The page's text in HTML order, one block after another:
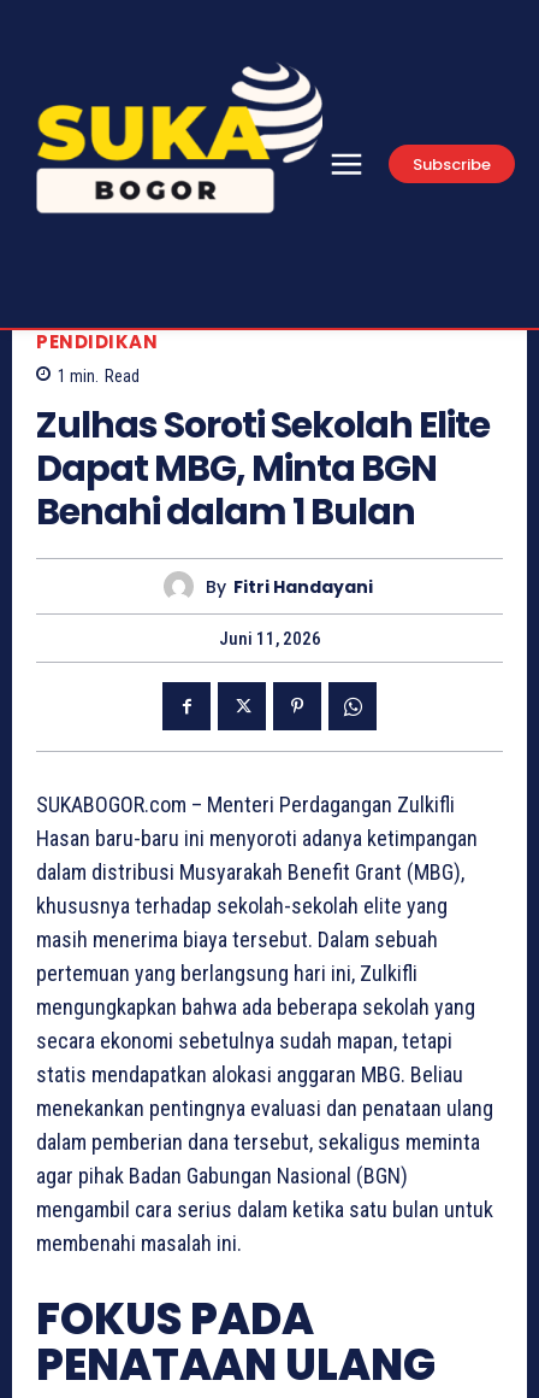
Subscribe
PENDIDIKAN
1 min. Read
Zulhas Soroti Sekolah Elite
Dapat MBG, Minta BGN
Benahi dalam 1 Bulan
By Fitri Handayani
Juni 11, 2026
SUKABOGOR.com – Menteri Perdagangan Zulkifli
Hasan baru-baru ini menyoroti adanya ketimpangan
dalam distribusi Musyarakah Benefit Grant (MBG),
khususnya terhadap sekolah-sekolah elite yang
masih menerima biaya tersebut. Dalam sebuah
pertemuan yang berlangsung hari ini, Zulkifli
mengungkapkan bahwa ada beberapa sekolah yang
secara ekonomi sebetulnya sudah mapan, tetapi
statis mendapatkan alokasi anggaran MBG. Beliau
menekankan pentingnya evaluasi dan penataan ulang
dalam pemberian dana tersebut, sekaligus meminta
agar pihak Badan Gabungan Nasional (BGN)
mengambil cara serius dalam ketika satu bulan untuk
membenahi masalah ini.
FOKUS PADA
PENATAAN ULANG